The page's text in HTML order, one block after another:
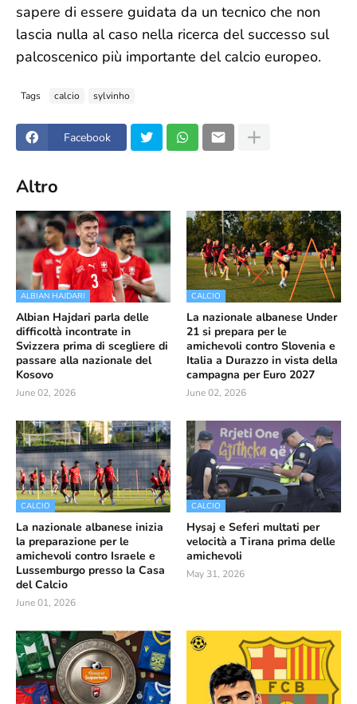
sapere di essere guidata da un tecnico che non
lascia nulla al caso nella ricerca del successo sul
palcoscenico più importante del calcio europeo.
Tags calcio sylvinho
Facebook
Altro
ALBIAN HAJDARI
Albian Hajdari parla delle
difficoltà incontrate in
Svizzera prima di scegliere di
passare alla nazionale del
Kosovo
June 02, 2026
CALCIO
La nazionale albanese Under
21 si prepara per le
amichevoli contro Slovenia e
Italia a Durazzo in vista della
campagna per Euro 2027
June 02, 2026
CALCIO
La nazionale albanese inizia
la preparazione per le
amichevoli contro Israele e
Lussemburgo presso la Casa
del Calcio
June 01, 2026
CALCIO
Hysaj e Seferi multati per
velocità a Tirana prima delle
amichevoli
May 31, 2026